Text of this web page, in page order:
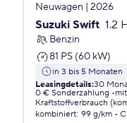
Neuwagen | 2026
Suzuki Swift 1.2
Benzin
81 PS (60 kW)
in 3 bis 5 Monaten
Leasingdetails:30
0 € Sonderzahlung
Kraftstoffverbrauch
kombiniert: 99 g/km